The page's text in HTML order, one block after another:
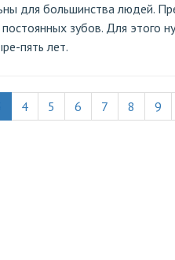
для большинства людей.
зубов. Для этого
пять лет.
4 5 6 7 8 9